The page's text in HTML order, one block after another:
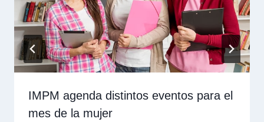
IMPM agenda distintos eventos para el
mes de la mujer